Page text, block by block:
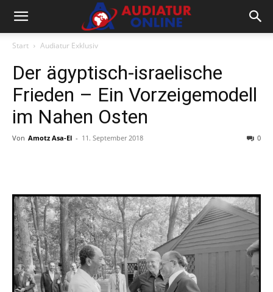
Start Audiatur Exklusiv
Der ägyptisch-israelische
Frieden – Ein Vorzeigemodell
im Nahen Osten
Von Amotz Asa-El - 11. September 2018 0